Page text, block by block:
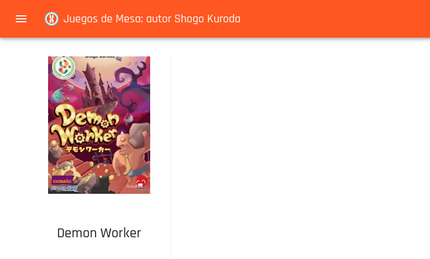
Juegos de Mesa: autor Shogo Kuroda
Demon Worker